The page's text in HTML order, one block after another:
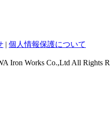
| 個人情報保護について
Iron Works Co.,Ltd All Rights